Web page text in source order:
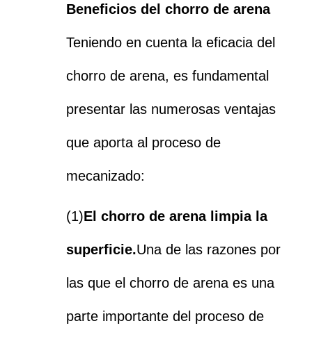
Beneficios del chorro de arena
Teniendo en cuenta la eficacia del
chorro de arena, es fundamental
presentar las numerosas ventajas
que aporta al proceso de
mecanizado:
(1)El chorro de arena limpia la
superficie.Una de las razones por
las que el chorro de arena es una
parte importante del proceso de